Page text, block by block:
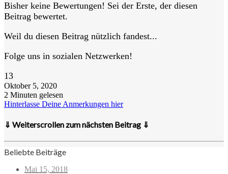
Bisher keine Bewertungen! Sei der Erste, der diesen
Beitrag bewertet.
Weil du diesen Beitrag nützlich fandest...
Folge uns in sozialen Netzwerken!
13
Oktober 5, 2020
2 Minuten gelesen
Hinterlasse Deine Anmerkungen hier
⇓ Weiterscrollen zum nächsten Beitrag ⇓
Beliebte Beiträge
Mai 15, 2018